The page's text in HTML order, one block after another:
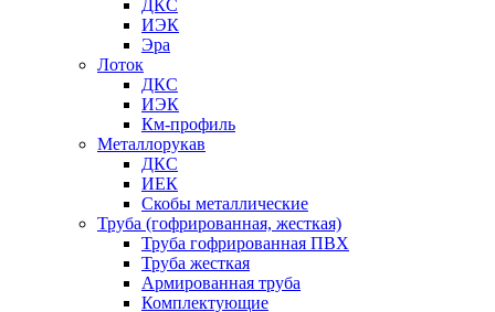
ДКС
ИЭК
Эра
Лоток
ДКС
ИЭК
Км-профиль
Металлорукав
ДКС
ИЕК
Скобы металлические
Труба (гофрированная, жесткая)
Труба гофрированная ПВХ
Труба жесткая
Армированная труба
Комплектующие